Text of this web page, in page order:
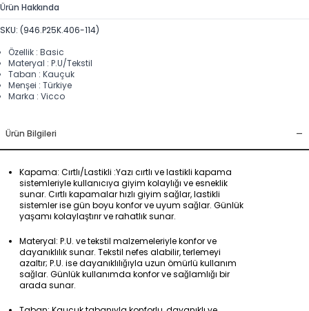
Ürün Hakkında
SKU: (946.P25K.406-114)
Özellik : Basic
Materyal : P.U/Tekstil
Taban : Kauçuk
Menşei : Türkiye
Marka : Vicco
Ürün Bilgileri -
Kapama: Cırtlı/Lastikli :Yazı cırtlı ve lastikli kapama
sistemleriyle kullanıcıya giyim kolaylığı ve esneklik
sunar. Cırtlı kapamalar hızlı giyim sağlar, lastikli
sistemler ise gün boyu konfor ve uyum sağlar. Günlük
yaşamı kolaylaştırır ve rahatlık sunar.
Materyal: P.U. ve tekstil malzemeleriyle konfor ve
dayanıklılık sunar. Tekstil nefes alabilir, terlemeyi
azaltır; P.U. ise dayanıklılığıyla uzun ömürlü kullanım
sağlar. Günlük kullanımda konfor ve sağlamlığı bir
arada sunar.